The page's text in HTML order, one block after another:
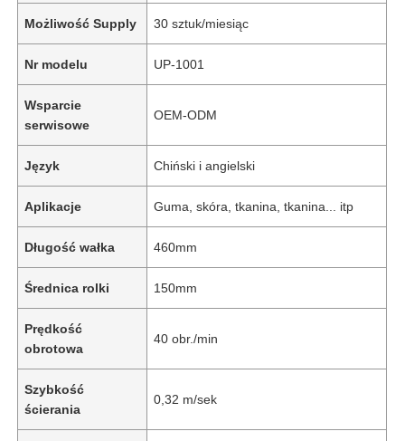
Możliwość Supply 30 sztuk/miesiąc
Nr modelu UP-1001
Wsparcie
serwisowe
OEM-ODM
Język Chiński i angielski
Aplikacje Guma, skóra, tkanina, tkanina... itp
Długość wałka 460mm
Średnica rolki 150mm
Prędkość
obrotowa
40 obr./min
Szybkość
ścierania
0,32 m/sek